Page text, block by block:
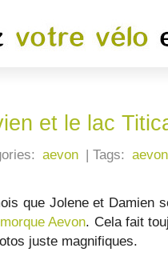
et le lac
aevon | Tags: aevon
que Jolene et Damien
Aevon. Cela fait
juste magnifiques.